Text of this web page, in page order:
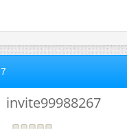
invite99988267